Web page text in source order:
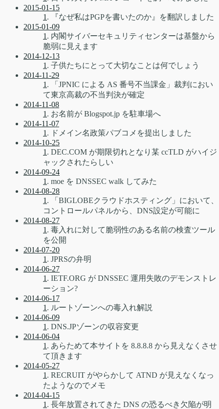
2015-01-15
1 . 『なぜ私はPGPを書いたのか』を翻訳しました
2015-01-09
1 . 内閣サイバーセキュリティセンターは基盤から
脆弱に見えます
2014-12-13
1 . 子供たちにとって大切なことは何でしょう
2014-11-29
1 . 「JPNIC による AS 番号不当課金」裁判におい
て東京高裁の不当判決が確定
2014-11-08
1 . お名前が Blogspot.jp を駐車場へ
2014-11-07
1 . ドメイン名政策パブコメを提出しました
2014-10-25
1 . DEC.COM が期限切れとなり某 ccTLD がハイジ
ャックされたらしい
2014-09-24
1 . moe を DNSSEC walk してみた
2014-08-28
1 . 「BIGLOBEクラウドホスティング」において、
コントロールパネルから、DNS設定が可能に
2014-08-27
1 . 毒入れに対して脆弱性のある名前の検査ツール
を公開
2014-07-20
1 . JPRSの弁明
2014-06-27
1 . IETF.ORG が DNSSEC 運用失敗のデモンストレ
ーション?
2014-06-17
1 . ルートゾーンへの毒入れ解説
2014-06-09
1 . DNS.JPゾーンの収容変更
2014-06-04
1 . あらためて本サイトを 8.8.8.8 から見えなくさせ
て頂きます
2014-05-27
1 . RECRUIT がやらかして ATND が見えなくなっ
たようなのでメモ
2014-04-15
1 . 長年放置されてきた DNS の恐るべき欠陥が明